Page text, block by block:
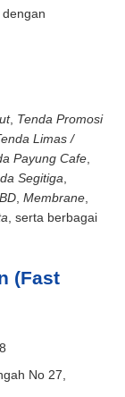
, Tenda Promosi
Limas /
Payung Cafe
Segitiga
Membrane
, serta berbagai
(Fast
No 27,